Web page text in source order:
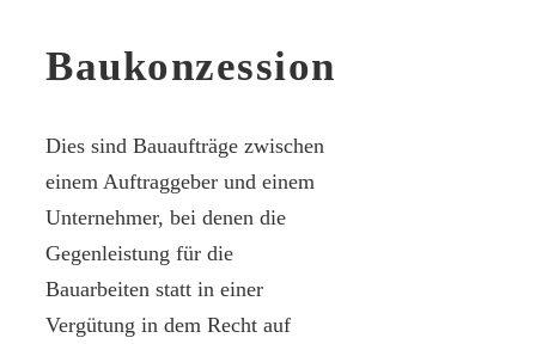
Baukonzession
Dies sind Bauaufträge zwischen
einem Auftraggeber und einem
Unternehmer, bei denen die
Gegenleistung für die
Bauarbeiten statt in einer
Vergütung in dem Recht auf